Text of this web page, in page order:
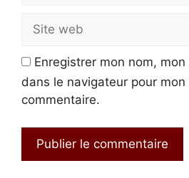
Site
web
Enregistrer mon nom,
dans le navigateur pour mon
commentaire.